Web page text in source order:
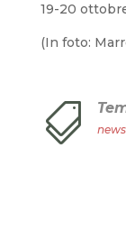
19-20
(In foto:
